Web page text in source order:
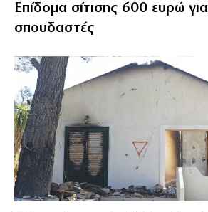
Επίδομα σίτισης 600 ευρώ για
σπουδαστές